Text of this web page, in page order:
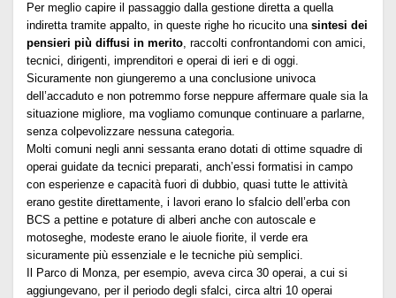
Per meglio capire il passaggio dalla gestione diretta a quella
indiretta tramite appalto, in queste righe ho ricucito una sintesi dei
pensieri più diffusi in merito, raccolti confrontandomi con amici,
tecnici, dirigenti, imprenditori e operai di ieri e di oggi.
Sicuramente non giungeremo a una conclusione univoca
dell’accaduto e non potremmo forse neppure affermare quale sia la
situazione migliore, ma vogliamo comunque continuare a parlarne,
senza colpevolizzare nessuna categoria.
Molti comuni negli anni sessanta erano dotati di ottime squadre di
operai guidate da tecnici preparati, anch’essi formatisi in campo
con esperienze e capacità fuori di dubbio, quasi tutte le attività
erano gestite direttamente, i lavori erano lo sfalcio dell’erba con
BCS a pettine e potature di alberi anche con autoscale e
motoseghe, modeste erano le aiuole fiorite, il verde era
sicuramente più essenziale e le tecniche più semplici.
Il Parco di Monza, per esempio, aveva circa 30 operai, a cui si
aggiungevano, per il periodo degli sfalci, circa altri 10 operai